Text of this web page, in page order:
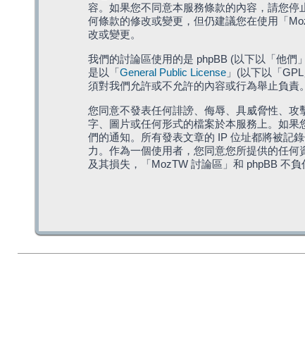
容。如果您不同意本服務條款的內容，請您
何條款的修改或變更，但仍建議您在使用「
改或變更。
我們的討論區使用的是 phpBB (以下以「他們
是以「 General Public License」(以下以「
須對我們允許或不允許的內容或行為舉止負責
您同意不發表任何誹謗、侮辱、具威脅性、
字、圖片或任何形式的檔案於本服務上。如
們的通知。所有發表文章的 IP 位址都將被記
力。作為一個使用者，您同意您所提供的任
及其損失，「MozTW 討論區」和 phpBB 不負